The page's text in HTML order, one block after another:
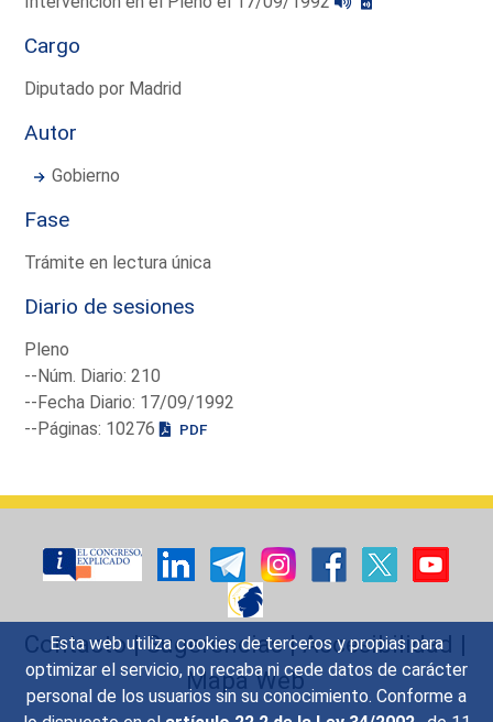
Esta web utiliza cookies de terceros y propias para
optimizar el servicio, no recaba ni cede datos de carácter
personal de los usuarios sin su conocimiento. Conforme a
Cargo
Diputado por Madrid
Autor
Gobierno
Fase
Trámite en lectura única
Diario de sesiones
Pleno
--Núm. Diario: 210
--Fecha Diario: 17/09/1992
--Páginas: 10276
PDF
Contacto|Sugerencias|Accesibilidad |
Mapa Web